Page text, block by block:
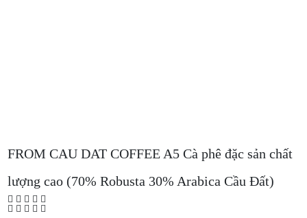
FROM CAU DAT COFFEE A5 Cà phê đặc sản chất
lượng cao (70% Robusta 30% Arabica Cầu Đất)